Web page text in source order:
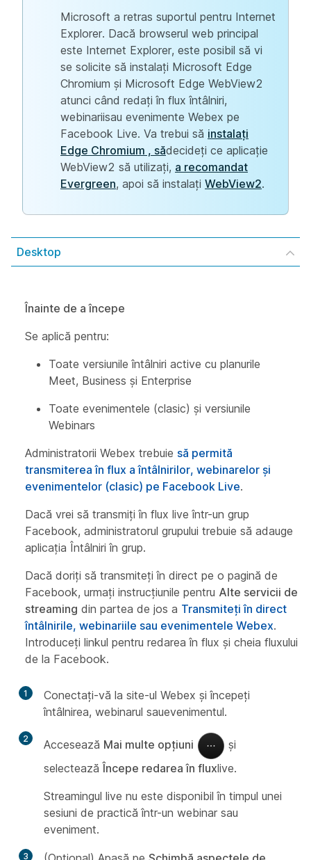
Microsoft a retras suportul pentru Internet
Explorer. Dacă browserul web principal
este Internet Explorer, este posibil să vi
se solicite să instalați Microsoft Edge
Chromium și Microsoft Edge WebView2
atunci când redați în flux întâlniri,
webinariisau evenimente Webex pe
Facebook Live. Va trebui să instalați
Edge Chromium , sădecideți ce aplicație
WebView2 să utilizați, a recomandat
Evergreen, apoi să instalați WebView2.
Desktop
Înainte de a începe
Se aplică pentru:
Toate versiunile întâlniri active cu planurile
Meet, Business și Enterprise
Toate evenimentele (clasic) și versiunile
Webinars
Administratorii Webex trebuie să permită
transmiterea în flux a întâlnirilor, webinarelor și
evenimentelor (clasic) pe Facebook Live.
Dacă vrei să transmiți în flux live într-un grup
Facebook, administratorul grupului trebuie să adauge
aplicația Întâlniri în grup.
Dacă doriți să transmiteți în direct pe o pagină de
Facebook, urmați instrucțiunile pentru Alte servicii de
streaming din partea de jos a Transmiteți în direct
întâlnirile, webinariile sau evenimentele Webex.
Introduceți linkul pentru redarea în flux și cheia fluxului
de la Facebook.
1
Conectați-vă la site-ul Webex și începeți
întâlnirea, webinarul sauevenimentul.
2 Accesează Mai multe opțiuni
și
selectează Începe redarea în fluxlive.
Streamingul live nu este disponibil în timpul unei
sesiuni de practică într-un webinar sau
eveniment.
3